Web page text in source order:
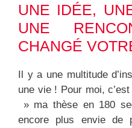
UNE IDÉE,
UNE
CHANGÉ
Il y a une multitude
une vie ! Pour moi,
» ma thèse en 180
encore plus envie de